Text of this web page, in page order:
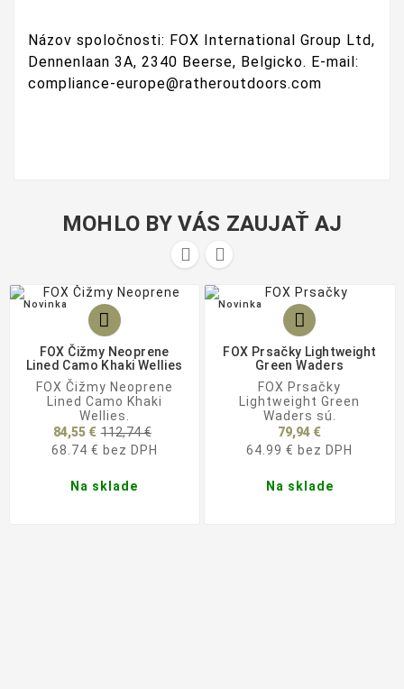
Názov spoločnosti: FOX International Group Ltd,
Dennenlaan 3A, 2340 Beerse, Belgicko. E-mail:
compliance-europe@ratheroutdoors.com
MOHLO BY VÁS ZAUJAŤ AJ
 
Novinka

FOX Čižmy Neoprene
Lined Camo Khaki Wellies
FOX Čižmy Neoprene
Lined Camo Khaki
Wellies.
84,55 € 112,74 €
cena
68.74 € bez DPH
Na sklade
Novinka

FOX Prsačky Lightweight
Green Waders
FOX Prsačky
Lightweight Green
Waders sú.
79,94 €
64.99 € bez DPH
Na sklade